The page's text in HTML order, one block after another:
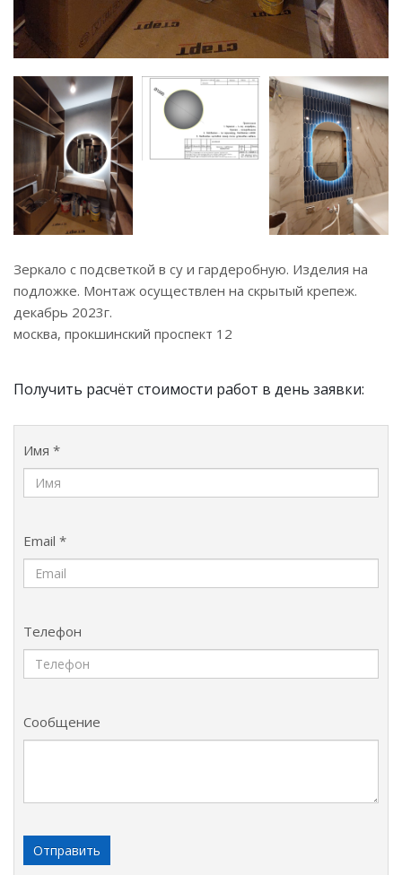
Зеркало с подсветкой в су и гардеробную. Изделия на
подложке. Монтаж осуществлен на скрытый крепеж.
декабрь 2023г.
москва, прокшинский проспект 12
Получить расчёт стоимости работ в день заявки:
Имя *
Email *
Телефон
Сообщение